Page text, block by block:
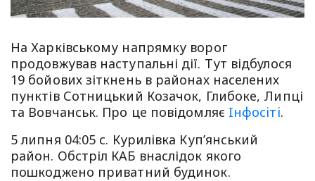
На Харківському напрямку ворог
продовжував наступальні дії. Тут відбулося
19 бойових зіткнень в районах населених
пунктів Сотницький Козачок, Глибоке, Липці
та Вовчанськ. Про це повідомляє Iнфосiтi.
5 липня 04:05 с. Курилівка Куп’янський
район. Обстріл КАБ внаслідок якого
пошкоджено приватний будинок.